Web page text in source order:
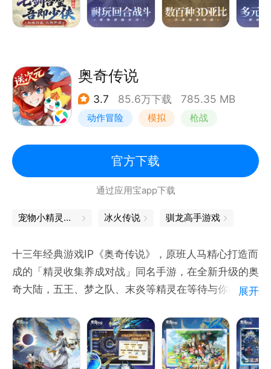
奥奇传说
3.7 85.6万下载 785.35 MB
动作冒险 模拟 枪战
官方下载
通过应用宝app下载
宠物小精灵游戏 冰火传说 驯龙高手游戏
十三年经典游戏IP《奥奇传说》，原班人马精心打造而
成的「精灵收集养成对战」同名手游，在全新升级的奥
奇大陆，五王、梦之队、末炎等精灵在等待与你的重新
经典的剧情、全面升级的视觉表现、更具趣味的破阵挑
战、和无数等你收服的新精灵。重回奥奇大陆，组建你
最喜爱的精灵队伍，与当年的伙伴继续对战切磋，一同
展开